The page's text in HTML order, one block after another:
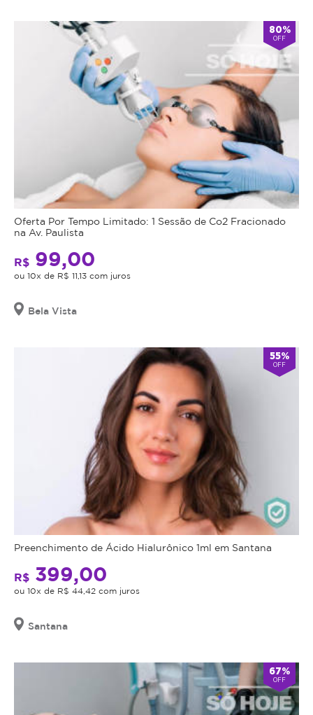
80%
OFF
Oferta Por Tempo Limitado: 1 Sessão de Co2 Fracionado
na Av. Paulista
R$ 99,00
ou 10x de R$ 11,13 com juros
Bela Vista
55%
OFF
Preenchimento de Ácido Hialurônico 1ml em Santana
R$ 399,00
ou 10x de R$ 44,42 com juros
Santana
67%
OFF